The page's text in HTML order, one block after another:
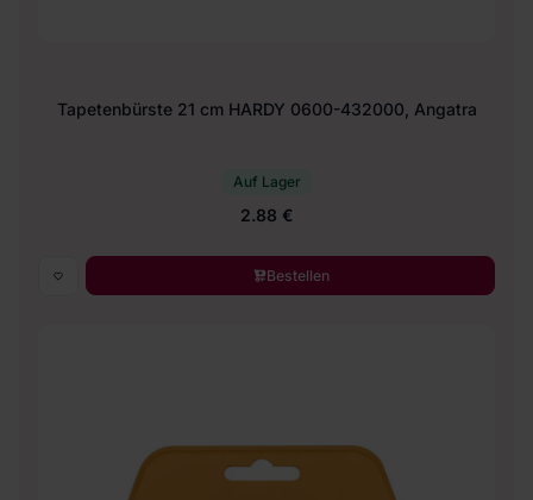
Tapetenbürste 21 cm HARDY 0600-432000, Angatra
Auf Lager
2.88 €
Bestellen